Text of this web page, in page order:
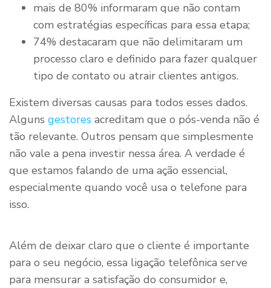
mais de 80% informaram que não contam
com estratégias específicas para essa etapa;
74% destacaram que não delimitaram um
processo claro e definido para fazer qualquer
tipo de contato ou atrair clientes antigos.
Existem diversas causas para todos esses dados.
Alguns gestores acreditam que o pós-venda não é
tão relevante. Outros pensam que simplesmente
não vale a pena investir nessa área. A verdade é
que estamos falando de uma ação essencial,
especialmente quando você usa o telefone para
isso.
Além de deixar claro que o cliente é importante
para o seu negócio, essa ligação telefônica serve
para mensurar a satisfação do consumidor e,